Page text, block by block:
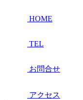
HOME
TEL
お問合せ
アクセス